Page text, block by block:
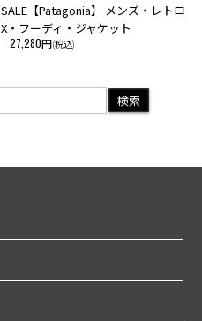
SALE【Patagonia】 メンズ・レトロ
X・フーディ・ジャケット
27,280円(税込)